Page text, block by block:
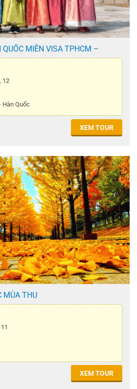
QUỐC MIỄN VISA TPHCM –
12
Hàn Quốc
XEM TOUR
MÙA THU
XEM TOUR